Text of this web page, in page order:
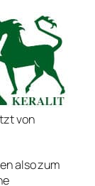
von
also zum